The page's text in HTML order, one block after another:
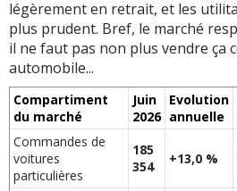
légèrement en retrait, et les
plus prudent. Bref, le marché
il ne faut pas non plus vendre ça
automobile...
Compartiment
du marché
Juin
2026
Evolution
annuelle
Commandes de
voitures
particulières
185
354
+13,0 %